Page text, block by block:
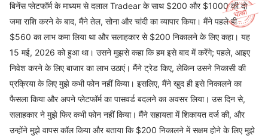
बिनेंस प्लेटफॉर्म के माध्यम से दलाल Tradear के साथ $200 और $1000 की दो
जमा राशि करने के बाद, मैंने तेल, सोना और चांदी का व्यापार किया। मैंने पहले ही
$560 का लाभ कमा लिया था और सलाहकार से $200 निकालने के लिए कहा। यह
15 मई, 2026 को हुआ था। उसने मुझसे कहा कि हम इसे बाद में करेंगे; पहले, आइए
निवेश करने के लिए बाजार का लाभ उठाएं। मैंने ट्रेड किए, लेकिन उसने निकासी की
प्रक्रिया के लिए मुझे कभी फोन नहीं किया। इसलिए, मैंने खुद ही इसे निकालने का
फैसला किया और अपने प्लेटफॉर्म का पासवर्ड बदलने का अवसर लिया। उस दिन से,
सलाहकार ने मुझे फिर कभी फोन नहीं किया। मैंने सहायता में शिकायत दर्ज की, और
उन्होंने मुझे वापस कॉल किया और बताया कि $200 निकालने में सक्षम होने के लिए मुझे